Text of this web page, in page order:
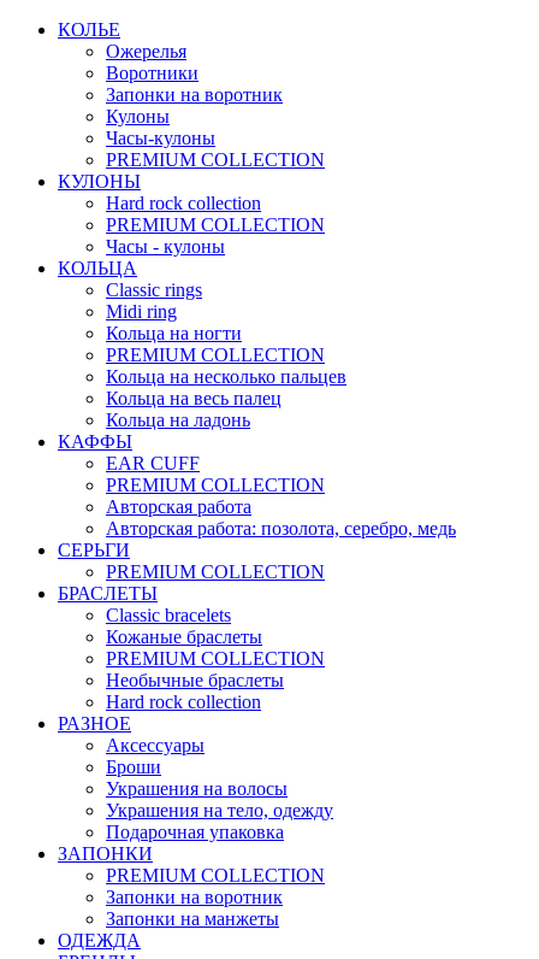
КОЛЬЕ
Ожерелья
Воротники
Запонки на воротник
Кулоны
Часы-кулоны
PREMIUM COLLECTION
КУЛОНЫ
Hard rock collection
PREMIUM COLLECTION
Часы - кулоны
КОЛЬЦА
Classic rings
Midi ring
Кольца на ногти
PREMIUM COLLECTION
Кольца на несколько пальцев
Кольца на весь палец
Кольца на ладонь
КАФФЫ
EAR CUFF
PREMIUM COLLECTION
Авторская работа
Авторская работа: позолота, серебро, медь
СЕРЬГИ
PREMIUM COLLECTION
БРАСЛЕТЫ
Classic bracelets
Кожаные браслеты
PREMIUM COLLECTION
Необычные браслеты
Hard rock collection
РАЗНОЕ
Аксессуары
Броши
Украшения на волосы
Украшения на тело, одежду
Подарочная упаковка
ЗАПОНКИ
PREMIUM COLLECTION
Запонки на воротник
Запонки на манжеты
ОДЕЖДА